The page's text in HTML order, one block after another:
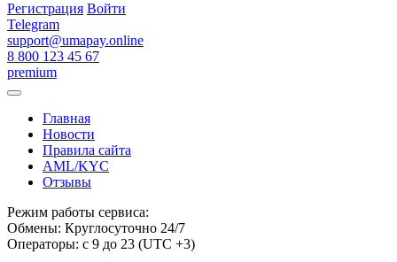
Регистрация Войти
Telegram
support@umapay.online
8 800 123 45 67
premium
Главная
Новости
Правила сайта
AML/KYC
Отзывы
Режим работы сервиса:
Обмены: Круглосуточно 24/7
Операторы: с 9 до 23 (UTC +3)